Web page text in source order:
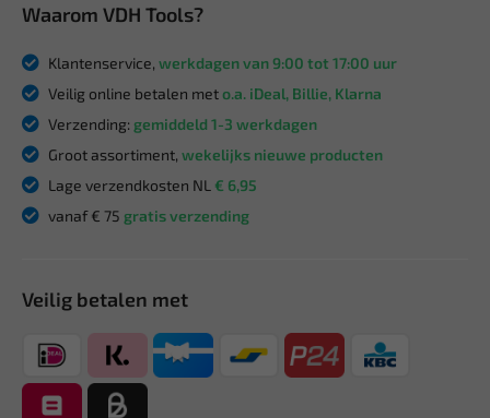
Waarom VDH Tools?
Klantenservice, werkdagen van 9:00 tot 17:00 uur
Veilig online betalen meto.a. iDeal, Billie, Klarna
Verzending: gemiddeld 1-3 werkdagen
Groot assortiment, wekelijks nieuwe producten
Lage verzendkosten NL € 6,95
vanaf € 75 gratis verzending
Veilig betalen met